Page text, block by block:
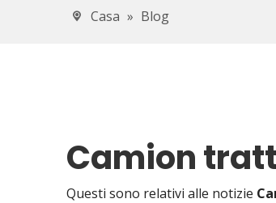
Casa » Blog
Camion
Questi sono relativi alle notizie